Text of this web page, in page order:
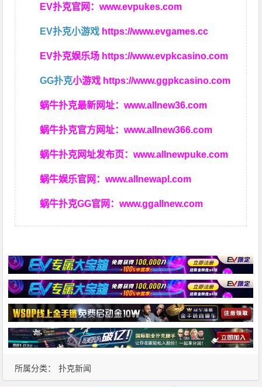
EV扑克官网：www.evpukes.com
EV扑克小游戏 https://www.evgames.cc
EV扑克娱乐场 https://www.evpkcasino.com
GG扑克小游戏 https://www.ggpkcasino.com
蜗牛扑克最新网址：www.allnew36.com
蜗牛扑克官方网址：www.allnew366.com
蜗牛扑克网址发布页：www.allnewpuke.com
蜗牛娱乐官网：www.allnewapl.com
蜗牛扑克GG官网：www.ggallnew.com
所属分类： 扑克新闻